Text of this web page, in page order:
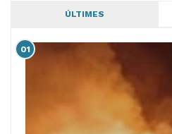
ÚLTIMES
01